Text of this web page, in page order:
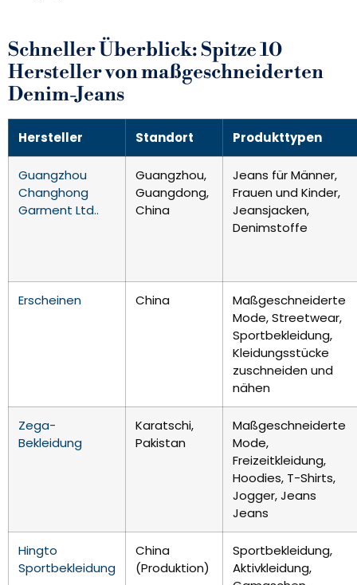
Schneller Überblick: Spitze 10
Hersteller von maßgeschneiderten
Denim-Jeans
Hersteller Standort Produkttypen
Guangzhou
Changhong
Garment Ltd..
Guangzhou,
Guangdong,
China
Jeans für Männer,
Frauen und Kinder,
Jeansjacken,
Denimstoffe
Erscheinen China
Maßgeschneiderte
Mode, Streetwear,
Sportbekleidung,
Kleidungsstücke
zuschneiden und
nähen
Zega-
Bekleidung
Karatschi,
Pakistan
Maßgeschneiderte
Mode,
Freizeitkleidung,
Hoodies, T-Shirts,
Jogger, Jeans
Jeans
Hingto
Sportbekleidung
China
(Produktion)
Sportbekleidung,
Aktivkleidung,